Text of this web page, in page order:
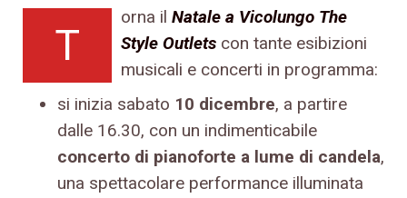
T
orna il Natale a Vicolungo The
Style Outlets con tante esibizioni
musicali e concerti in programma:
si inizia sabato 10 dicembre, a partire
dalle 16.30, con un indimenticabile
concerto di pianoforte a lume di candela,
una spettacolare performance illuminata